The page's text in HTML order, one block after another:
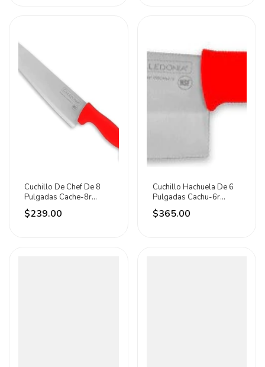
Cuchillo De Chef De 8
Pulgadas Cache-8r
Caledonia Rojo
$239.00
Cuchillo Hachuela De 6
Pulgadas Cachu-6r
Caledonia Rojo
$365.00